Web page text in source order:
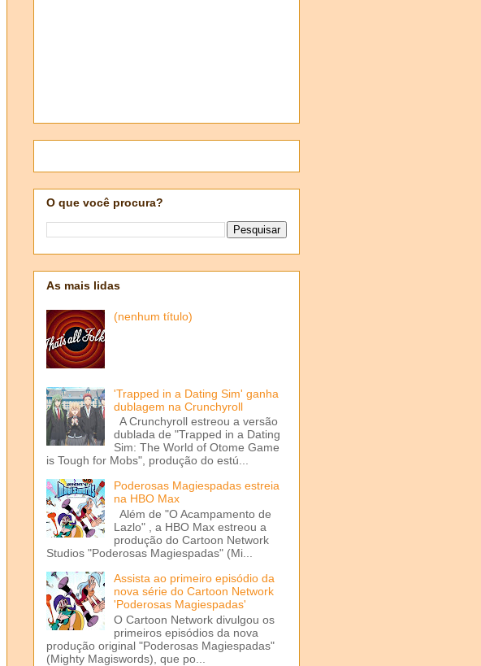
O que você procura?
As mais lidas
(nenhum título)
'Trapped in a Dating Sim' ganha
dublagem na Crunchyroll
A Crunchyroll estreou a versão
dublada de "Trapped in a Dating
Sim: The World of Otome Game
is Tough for Mobs", produção do estú...
Poderosas Magiespadas estreia
na HBO Max
Além de "O Acampamento de
Lazlo" , a HBO Max estreou a
produção do Cartoon Network
Studios "Poderosas Magiespadas" (Mi...
Assista ao primeiro episódio da
nova série do Cartoon Network
'Poderosas Magiespadas'
O Cartoon Network divulgou os
primeiros episódios da nova
produção original "Poderosas Magiespadas"
(Mighty Magiswords), que po...